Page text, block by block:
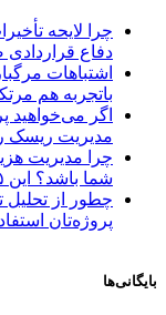
چرا لایحه
دفاع
اشتباهات
باتجربه هم
اگر می‌خواهید
مدیریت ریسک
چرا مدیریت
شما باشد؟ این ۵ دلیل را بخوانید!
چطور از تحلیل
پروژه‌تان
بایگانی‌ها